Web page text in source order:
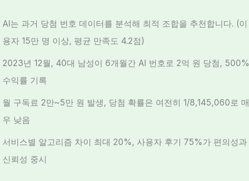
AI는 과거 당첨 번호 데이터를 분석해 최적 조합을 추천합니다. (이
용자 15만 명 이상, 평균 만족도 4.2점)
2023년 12월, 40대 남성이 6개월간 AI 번호로 2억 원 당첨, 500%
수익률 기록
월 구독료 2만~5만 원 발생, 당첨 확률은 여전히 1/8,145,060로 매
우 낮음
서비스별 알고리즘 차이 최대 20%, 사용자 후기 75%가 편의성과
신뢰성 중시